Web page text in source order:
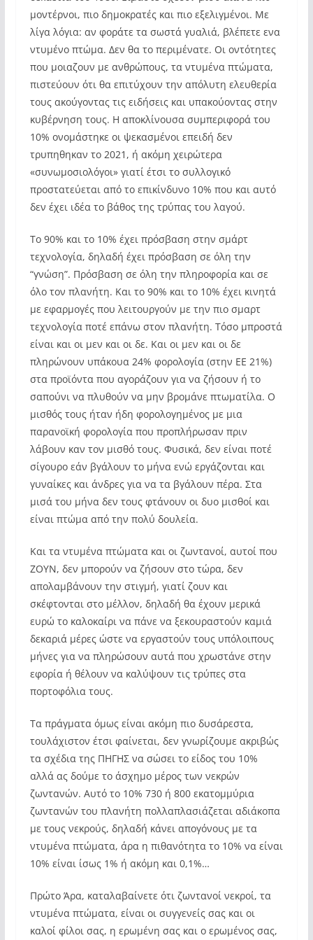
μοντέρνοι, πιο δημοκρατές και πιο εξελιγμένοι. Με
λίγα λόγια: αν φοράτε τα σωστά γυαλιά, βλέπετε ενα
ντυμένο πτώμα. Δεν θα το περιμένατε. Οι οντότητες
που μοιαζουν με ανθρώπους, τα ντυμένα πτώματα,
πιστεύουν ότι θα επιτύχουν την απόλυτη ελευθερία
τους ακούγοντας τις ειδήσεις και υπακούοντας στην
κυβέρνηση τους. Η αποκλίνουσα συμπεριφορά του
10% ονομάστηκε οι ψεκασμένοι επειδή δεν
τρυπηθηκαν το 2021, ή ακόμη χειρώτερα
«συνωμοσιολόγοι» γιατί έτσι το συλλογικό
προστατεύεται από το επικίνδυνο 10% που και αυτό
δεν έχει ιδέα το βάθος της τρύπας του λαγού.
Το 90% και το 10% έχει πρόσβαση στην σμάρτ
τεχνολογία, δηλαδή έχει πρόσβαση σε όλη την
“γνώση”. Πρόσβαση σε όλη την πληροφορία και σε
όλο τον πλανήτη. Και το 90% και το 10% έχει κινητά
με εφαρμογές που λειτουργούν με την πιο σμαρτ
τεχνολογία ποτέ επάνω στον πλανήτη. Τόσο μπροστά
είναι και οι μεν και οι δε. Και οι μεν και οι δε
πληρώνουν υπάκουα 24% φορολογία (στην ΕΕ 21%)
στα προϊόντα που αγοράζουν για να ζήσουν ή το
σαπούνι να πλυθούν να μην βρομάνε πτωματίλα. Ο
μισθός τους ήταν ήδη φορολογημένος με μια
παρανοϊκή φορολογία που προπλήρωσαν πριν
λάβουν καν τον μισθό τους. Φυσικά, δεν είναι ποτέ
σίγουρο εάν βγάλουν το μήνα ενώ εργάζονται και
γυναίκες και άνδρες για να τα βγάλουν πέρα. Στα
μισά του μήνα δεν τους φτάνουν οι δυο μισθοί και
είναι πτώμα από την πολύ δουλεία.
Και τα ντυμένα πτώματα και οι ζωντανοί, αυτοί που
ΖΟΥΝ, δεν μπορούν να ζήσουν στο τώρα, δεν
απολαμβάνουν την στιγμή, γιατί ζουν και
σκέφτονται στο μέλλον, δηλαδή θα έχουν μερικά
ευρώ το καλοκαίρι να πάνε να ξεκουραστούν καμιά
δεκαριά μέρες ώστε να εργαστούν τους υπόλοιπους
μήνες για να πληρώσουν αυτά που χρωστάνε στην
εφορία ή θέλουν να καλύψουν τις τρύπες στα
πορτοφόλια τους.
Τα πράγματα όμως είναι ακόμη πιο δυσάρεστα,
τουλάχιστον έτσι φαίνεται, δεν γνωρίζουμε ακριβώς
τα σχέδια της ΠΗΓΗΣ να σώσει το είδος του 10%
αλλά ας δούμε το άσχημο μέρος των νεκρών
ζωντανών. Αυτό το 10% 730 ή 800 εκατομμύρια
ζωντανών του πλανήτη πολλαπλασιάζεται αδιάκοπα
με τους νεκρούς, δηλαδή κάνει απογόνους με τα
ντυμένα πτώματα, άρα η πιθανότητα το 10% να είναι
10% είναι ίσως 1% ή ακόμη και 0,1%…
Πρώτο Άρα, καταλαβαίνετε ότι ζωντανοί νεκροί, τα
ντυμένα πτώματα, είναι οι συγγενείς σας και οι
καλοί φίλοι σας, η ερωμένη σας και ο ερωμένος σας,